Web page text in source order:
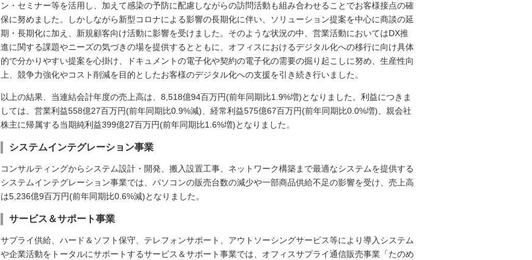
ン・セミナー等を活用し、加えて感染の予防に配慮しながらの訪問活動も組み合わせることでお客様接点の確
保に努めました。しかしながら新型コロナによる影響の長期化に伴い、ソリューション提案を中心に商談の延
期・長期化に加え、新規顧客向け活動に影響を受けました。そのような状況の中、営業活動においてはDX推
進に関する課題やニーズの気づきの場を提供するとともに、オフィスにおけるデジタル化への移行に向け具体
的で分かりやすい提案を心掛け、ドキュメントの電子化や契約の電子化の需要の掘り起こしに努め、生産性向
上、競争力強化やコスト削減を目的としたお客様のデジタル化への支援を引き続き行いました。
以上の結果、当連結会計年度の売上高は、8,518億94百万円(前年同期比1.9%増)となりました。利益につきま
しては、営業利益558億27百万円(前年同期比0.9%減)、経常利益575億67百万円(前年同期比0.0%増)、親会社
株主に帰属する当期純利益399億27百万円(前年同期比1.6%増)となりました。
システムインテグレーション事業
コンサルティングからシステム設計・開発、搬入設置工事、ネットワーク構築まで最適なシステムを提供する
システムインテグレーション事業では、パソコンの販売台数の減少や一部商品供給不足の影響を受け、売上高
は5,236億9百万円(前年同期比0.6%減)となりました。
サービス＆サポート事業
サプライ供給、ハード＆ソフト保守、テレフォンサポート、アウトソーシングサービス等により導入システム
や企業活動をトータルにサポートするサービス＆サポート事業では、オフィスサプライ通信販売事業「たのめ